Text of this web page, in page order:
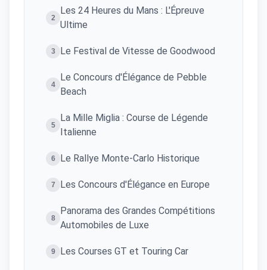
2
Les 24 Heures du Mans : L'Épreuve
Ultime
3 Le Festival de Vitesse de Goodwood
4
Le Concours d'Élégance de Pebble
Beach
5
La Mille Miglia : Course de Légende
Italienne
6 Le Rallye Monte-Carlo Historique
7 Les Concours d'Élégance en Europe
8
Panorama des Grandes Compétitions
Automobiles de Luxe
9 Les Courses GT et Touring Car